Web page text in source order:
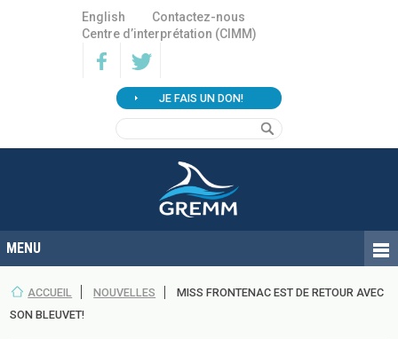
English
Contactez-nous
Centre d’interprétation (CIMM)
JE FAIS UN DON!
ACCUEIL NOUVELLES
MISS FRONTENAC EST DE RETOUR AVEC
SON BLEUVET!